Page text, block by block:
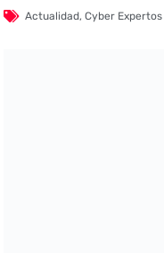
Actualidad,Cyber Expertos